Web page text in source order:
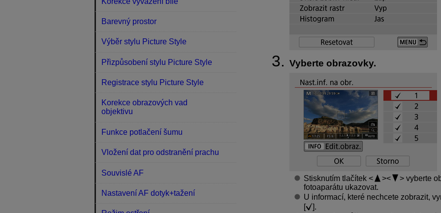
Vyberte obrazovky.
Stisknutím tlačítek
vyberte
fotoaparátu ukazovat.
U informací, které nechcete zobrazit,
[
].
Barevný prostor
Výběr stylu Picture Style
Přizpůsobení stylu Picture Style
Registrace stylu Picture Style
Korekce obrazových vad
objektivu
Funkce potlačení šumu
Vložení dat pro odstranění prachu
Souvislé AF
Nastavení AF dotyk+tažení